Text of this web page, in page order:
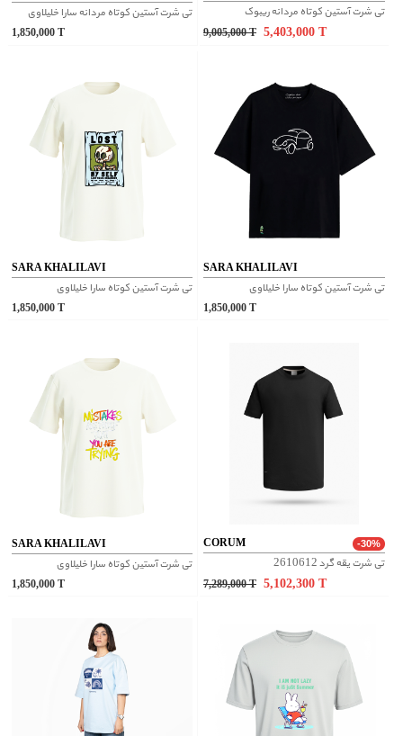
تی شرت آستین کوتاه مردانه سارا خلیلاوی
1,850,000
تی شرت آستین کوتاه مردانه ریبوک
9,005,000 T 5,403,000
SARA KHALILAVI
تی شرت آستین کوتاه سارا خلیلاوی
1,850,000
SARA KHALILAVI
تی شرت آستین کوتاه سارا خلیلاوی
1,850,000
SARA KHALILAVI
تی شرت آستین کوتاه سارا خلیلاوی
1,850,000
CORUM -30%
تی شرت یقه گرد 2610612
7,289,000 T 5,102,300